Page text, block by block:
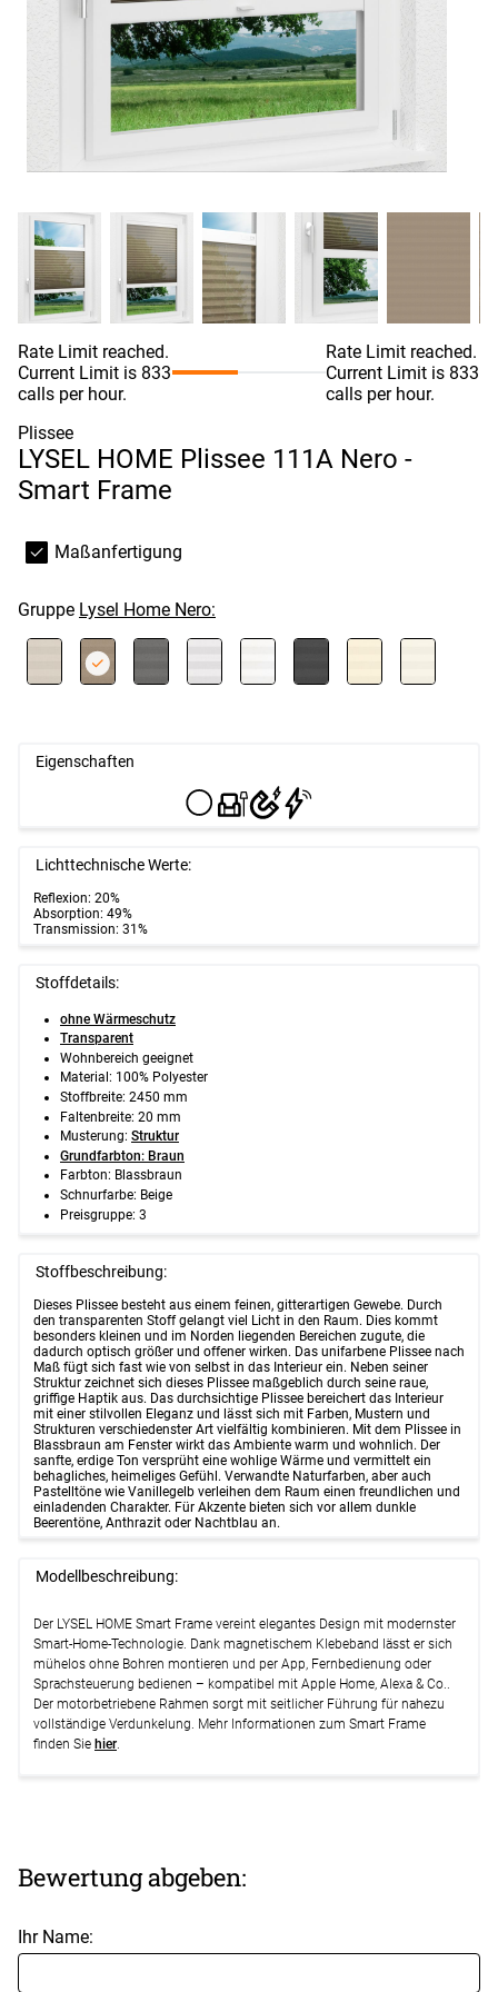
Rate Limit reached.
Current Limit is 833
calls per hour.
Rate Limit reached.
Current Limit is 833
calls per hour.
Plissee
LYSEL HOME Plissee 111A Nero -
Smart Frame
Maßanfertigung
Gruppe Lysel Home Nero:
Eigenschaften
Lichttechnische Werte:
Reflexion: 20%
Absorption: 49%
Transmission: 31%
Stoffdetails:
ohne Wärmeschutz
Transparent
Wohnbereich geeignet
Material: 100% Polyester
Stoffbreite: 2450 mm
Faltenbreite: 20 mm
Musterung: Struktur
Grundfarbton: Braun
Farbton: Blassbraun
Schnurfarbe: Beige
Preisgruppe: 3
Stoffbeschreibung:
Dieses Plissee besteht aus einem feinen, gitterartigen Gewebe. Durch
den transparenten Stoff gelangt viel Licht in den Raum. Dies kommt
besonders kleinen und im Norden liegenden Bereichen zugute, die
dadurch optisch größer und offener wirken. Das unifarbene Plissee nach
Maß fügt sich fast wie von selbst in das Interieur ein. Neben seiner
Struktur zeichnet sich dieses Plissee maßgeblich durch seine raue,
griffige Haptik aus. Das durchsichtige Plissee bereichert das Interieur
mit einer stilvollen Eleganz und lässt sich mit Farben, Mustern und
Strukturen verschiedenster Art vielfältig kombinieren. Mit dem Plissee in
Blassbraun am Fenster wirkt das Ambiente warm und wohnlich. Der
sanfte, erdige Ton versprüht eine wohlige Wärme und vermittelt ein
behagliches, heimeliges Gefühl. Verwandte Naturfarben, aber auch
Pastelltöne wie Vanillegelb verleihen dem Raum einen freundlichen und
einladenden Charakter. Für Akzente bieten sich vor allem dunkle
Beerentöne, Anthrazit oder Nachtblau an.
Modellbeschreibung:
Der LYSEL HOME Smart Frame vereint elegantes Design mit modernster
Smart-Home-Technologie. Dank magnetischem Klebeband lässt er sich
mühelos ohne Bohren montieren und per App, Fernbedienung oder
Sprachsteuerung bedienen – kompatibel mit Apple Home, Alexa & Co..
Der motorbetriebene Rahmen sorgt mit seitlicher Führung für nahezu
vollständige Verdunkelung. Mehr Informationen zum Smart Frame
finden Sie hier.
Bewertung abgeben:
Ihr Name: